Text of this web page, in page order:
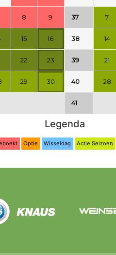
8 9
15 16
22 23
29 30
37 7
38 14
39 21
40 28
41
Legenda
Optie Wisseldag Actie Seizoen